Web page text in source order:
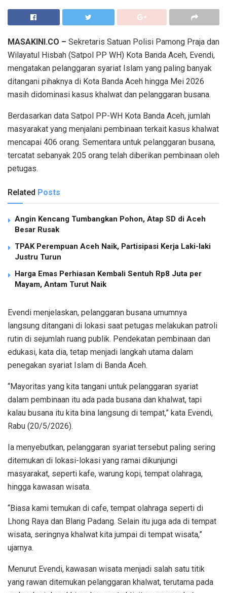
MASAKINI.CO – Sekretaris Satuan Polisi Pamong Praja dan
Wilayatul Hisbah (Satpol PP WH) Kota Banda Aceh, Evendi,
mengatakan pelanggaran syariat Islam yang paling banyak
ditangani pihaknya di Kota Banda Aceh hingga Mei 2026
masih didominasi kasus khalwat dan pelanggaran busana.
Berdasarkan data Satpol PP-WH Kota Banda Aceh, jumlah
masyarakat yang menjalani pembinaan terkait kasus khalwat
mencapai 406 orang. Sementara untuk pelanggaran busana,
tercatat sebanyak 205 orang telah diberikan pembinaan oleh
petugas.
Related Posts
Angin Kencang Tumbangkan Pohon, Atap SD di Aceh
Besar Rusak
TPAK Perempuan Aceh Naik, Partisipasi Kerja Laki-laki
Justru Turun
Harga Emas Perhiasan Kembali Sentuh Rp8 Juta per
Mayam, Antam Turut Naik
Evendi menjelaskan, pelanggaran busana umumnya
langsung ditangani di lokasi saat petugas melakukan patroli
rutin di sejumlah ruang publik. Pendekatan pembinaan dan
edukasi, kata dia, tetap menjadi langkah utama dalam
penegakan syariat Islam di Banda Aceh.
“Mayoritas yang kita tangani untuk pelanggaran syariat
dalam pembinaan itu ada pada busana dan khalwat, tapi
kalau busana itu kita bina langsung di tempat,” kata Evendi,
Rabu (20/5/2026).
Ia menyebutkan, pelanggaran syariat tersebut paling sering
ditemukan di lokasi-lokasi yang ramai dikunjungi
masyarakat, seperti kafe, warung kopi, tempat olahraga,
hingga kawasan wisata.
“Biasa kami temukan di cafe, tempat olahraga seperti di
Lhong Raya dan Blang Padang. Selain itu juga ada di tempat
wisata, seringnya khalwat kita jumpai di tempat wisata,”
ujarnya.
Menurut Evendi, kawasan wisata menjadi salah satu titik
yang rawan ditemukan pelanggaran khalwat, terutama pada